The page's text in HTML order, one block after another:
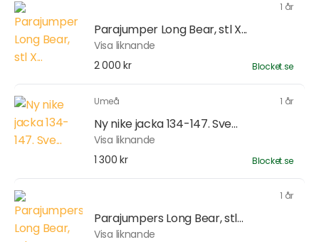
1 år
Parajumper Long Bear, stl X...
Visa liknande
2 000 kr
Blocket.se
Umeå 1 år
Ny nike jacka 134-147. Sve...
Visa liknande
1 300 kr
Blocket.se
1 år
Parajumpers Long Bear, stl...
Visa liknande